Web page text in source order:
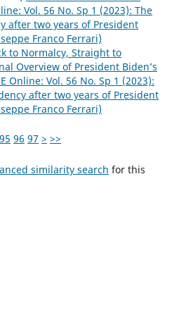
Vol. 56 No. Sp 1 (2023): The
after two years of President
Franco Ferrari)
to Normalcy, Straight to
Overview of President Biden’s
Online: Vol. 56 No. Sp 1 (2023):
after two years of President
Franco Ferrari)
95 96 97 > >>
similarity search for this